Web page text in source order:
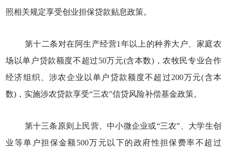
照相关规定享受创业担保贷款贴息政策。
第十二条对在阿生产经营1年以上的种养大户、家庭农
场以单户贷款额度不超过50万元(含本数)，农牧民专业合作
经济组织、涉农企业以单户贷款额度不超过200万元(含本
数)，实施涉农贷款享受“三农”信贷风险补偿基金政策。
第十三条原则上民营、中小微企业或“三农”、大学生创
业等单户担保金额500万元以下的政府性担保费率不超过